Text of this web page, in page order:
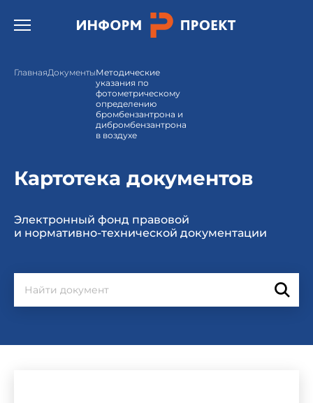
Открыть бургер меню.
ГлавнаяДокументыМетодические
указания по
фотометрическому
определению
бромбензантрона и
дибромбензантрона
в воздухе
Картотека документов
Электронный фонд правовой
и нормативно-технической документации